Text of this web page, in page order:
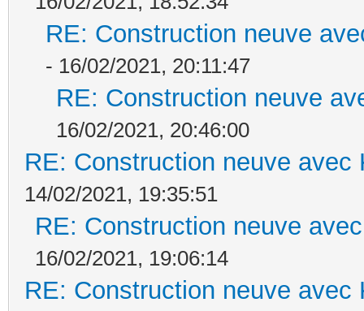
RE: Construction neuve
- 16/02/2021, 20:11:47
RE: Construction neuve
16/02/2021, 20:46:00
RE: Construction neuve avec
14/02/2021, 19:35:51
RE: Construction neuve
16/02/2021, 19:06:14
RE: Construction neuve avec